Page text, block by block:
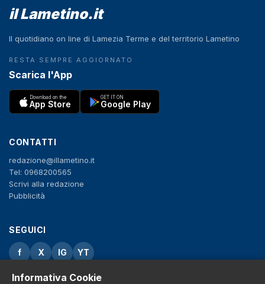
il Lametino.it
Il quotidiano on line di Lamezia Terme e del territorio Lametino
RESTA SEMPRE AGGIORNATO
Scarica l'App
Download on the
App Store
GET IT ON
Google Play
CONTATTI
redazione@illametino.it
Tel: 0968200565
Scrivi alla redazione
Pubblicità
SEGUICI
f X IG YT
Privacy Policy
Informativa Cookie